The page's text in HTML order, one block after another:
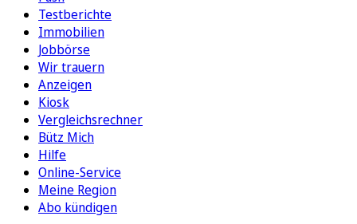
Testberichte
Immobilien
Jobbörse
Wir trauern
Anzeigen
Kiosk
Vergleichsrechner
Bütz Mich
Hilfe
Online-Service
Meine Region
Abo kündigen